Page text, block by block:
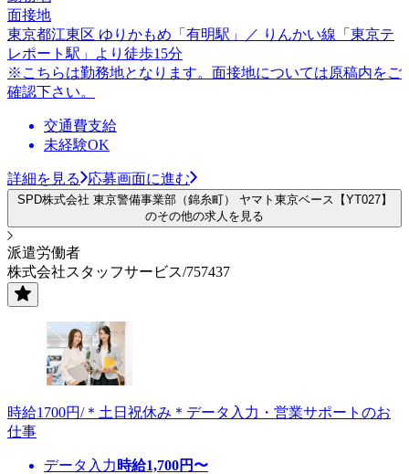
面接地
東京都江東区 ゆりかもめ「有明駅」／ りんかい線「東京テ
レポート駅」より徒歩15分
※こちらは勤務地となります。面接地については原稿内をご
確認下さい。
交通費支給
未経験OK
詳細を見る 応募画面に進む
SPD株式会社 東京警備事業部（錦糸町） ヤマト東京ベース【YT027】
のその他の求人を見る
派遣労働者
株式会社スタッフサービス/757437
時給1700円/＊土日祝休み＊データ入力・営業サポートのお
仕事
データ入力 時給1,700円〜